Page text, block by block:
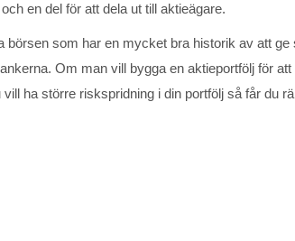
en del för att dela ut till aktieägare.
som har en mycket bra historik av att ge
Om man vill bygga en aktieportfölj för
ha större riskspridning i din portfölj så får du